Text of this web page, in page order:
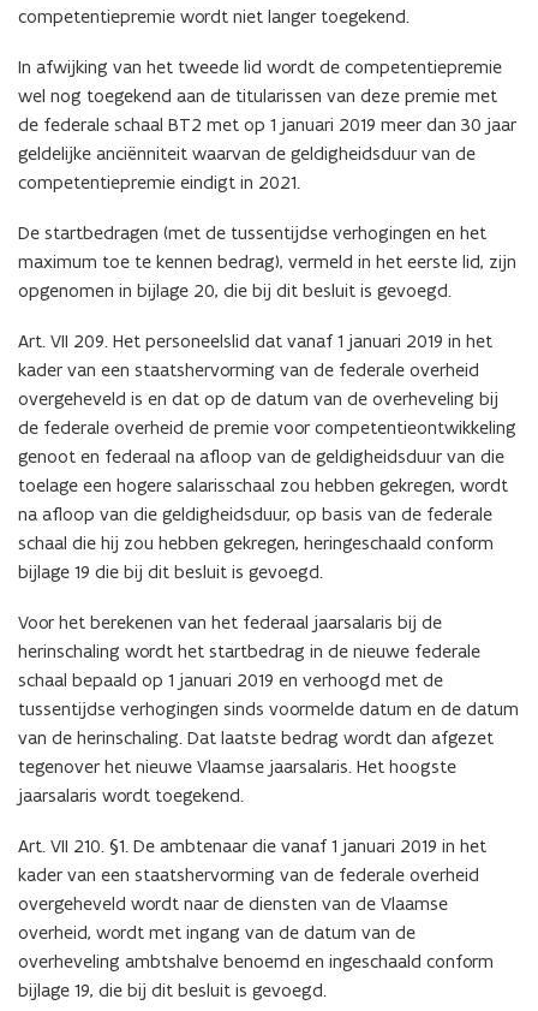
competentiepremie wordt niet langer toegekend.
In afwijking van het tweede lid wordt de competentiepremie
wel nog toegekend aan de titularissen van deze premie met
de federale schaal BT2 met op 1 januari 2019 meer dan 30 jaar
geldelijke anciënniteit waarvan de geldigheidsduur van de
competentiepremie eindigt in 2021.
De startbedragen (met de tussentijdse verhogingen en het
maximum toe te kennen bedrag), vermeld in het eerste lid, zijn
opgenomen in bijlage 20, die bij dit besluit is gevoegd.
Art. VII 209. Het personeelslid dat vanaf 1 januari 2019 in het
kader van een staatshervorming van de federale overheid
overgeheveld is en dat op de datum van de overheveling bij
de federale overheid de premie voor competentieontwikkeling
genoot en federaal na afloop van de geldigheidsduur van die
toelage een hogere salarisschaal zou hebben gekregen, wordt
na afloop van die geldigheidsduur, op basis van de federale
schaal die hij zou hebben gekregen, heringeschaald conform
bijlage 19 die bij dit besluit is gevoegd.
Voor het berekenen van het federaal jaarsalaris bij de
herinschaling wordt het startbedrag in de nieuwe federale
schaal bepaald op 1 januari 2019 en verhoogd met de
tussentijdse verhogingen sinds voormelde datum en de datum
van de herinschaling. Dat laatste bedrag wordt dan afgezet
tegenover het nieuwe Vlaamse jaarsalaris. Het hoogste
jaarsalaris wordt toegekend.
Art. VII 210. §1. De ambtenaar die vanaf 1 januari 2019 in het
kader van een staatshervorming van de federale overheid
overgeheveld wordt naar de diensten van de Vlaamse
overheid, wordt met ingang van de datum van de
overheveling ambtshalve benoemd en ingeschaald conform
bijlage 19, die bij dit besluit is gevoegd.